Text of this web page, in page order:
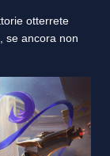
otterrete
se ancora non